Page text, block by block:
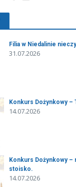
Filia w Niedalinie
31.07.2026
Konkurs Dożynkowy –
14.07.2026
Konkurs Dożynkowy –
stoisko.
14.07.2026